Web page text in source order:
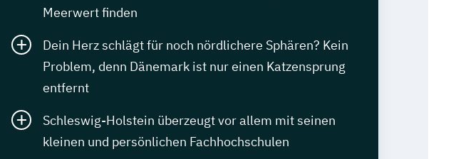
Meerwert finden
Dein Herz schlägt für noch nördlichere Sphären? Kein
Problem, denn Dänemark ist nur einen Katzensprung
entfernt
Schleswig-Holstein überzeugt vor allem mit seinen
kleinen und persönlichen Fachhochschulen